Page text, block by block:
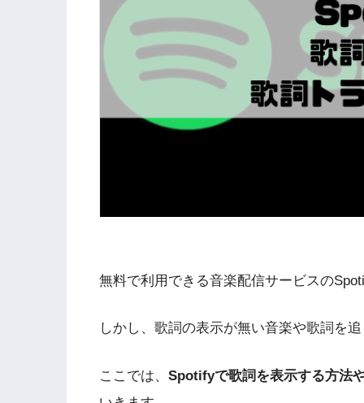
無料で利用できる音楽配信サービスの
しかし、歌詞の表示が無い音楽や歌詞を
ここでは、 Spotifyで歌詞を表示する方法